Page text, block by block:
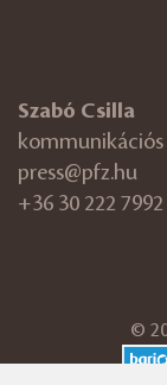
Szabó Csilla
press@pfz.hu
+36 30 222 7992
©